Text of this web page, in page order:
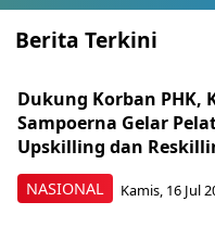
Berita Terkini
NASIONAL
Dukung Korban PHK,
Sampoerna Gelar
Upskilling dan
Kamis, 16 Jul